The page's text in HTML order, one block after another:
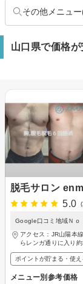
その他メニュ
山口県で価格
脱毛サロン
5.0
Google口コミ地域Ｎｏ
アクセス：JR山陽本
らレンガ通りに入り
ポイントが貯まる・使え
メニュー別参考価格